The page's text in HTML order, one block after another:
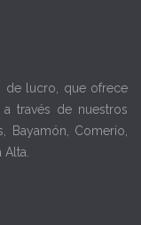
de lucro, que ofrece
través de nuestros
Bayamón, Comerío,